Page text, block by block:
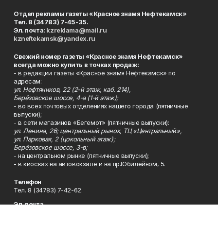
Отдел рекламы газеты «Красное знамя Нефтекамск»
Тел. 8 (34783) 7-45-35.
Эл. почта: kzreklama@mail.ru
kzneftekamsk@yandex.ru
Свежий номер газеты «Красное знамя Нефтекамск»
всегда можно купить в точках продаж:
- в редакции газеты «Красное знамя Нефтекамск» по
адресам:
ул. Нефтяников, 22 (2-й этаж, каб. 214),
Берёзовское шоссе, 4-а (1-й этаж);
- во всех почтовых отделениях нашего города (пятничные
выпуски);
- в сети магазинов «Бегемот» (пятничные выпуски):
ул. Ленина, 26; центральный рынок, ТЦ «Центральный»,
ул. Парковая, 2 (цокольный этаж);
Берёзовское шоссе, 3-в;
- на центральном рынке (пятничные выпуски);
- в киосках на автовокзале и на пр.Юбилейном, 5.
Телефон
Тел. 8 (34783) 7-42-62.
Эл. почта